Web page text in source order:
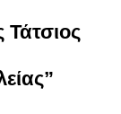
Τάτσιος